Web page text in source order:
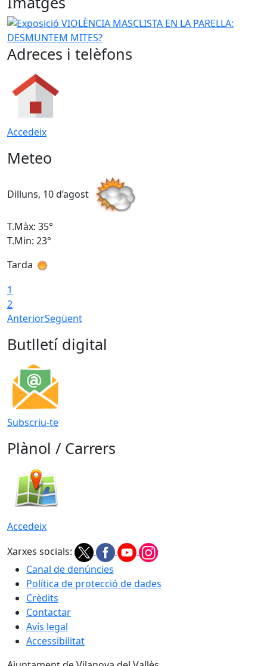
Exposició VIOLÈNCIA MASCLISTA EN LA PARELLA:
Adreces i telèfons
Accedeix
Meteo
Dilluns, 10 d’agost
T.Màx: 35°
T.Min: 23°
Tarda
1
2
AnteriorSegüent
Butlletí digital
Subscriu-te
Plànol / Carrers
Accedeix
Xarxes socials:
Canal de denúncies
Política de protecció de dades
Crèdits
Contactar
Avís legal
Accessibilitat